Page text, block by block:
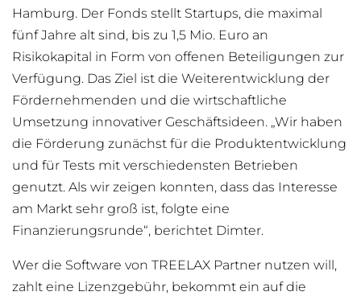
Hamburg. Der Fonds stellt Startups, die maximal
fünf Jahre alt sind, bis zu 1,5 Mio. Euro an
Risikokapital in Form von offenen Beteiligungen zur
Verfügung. Das Ziel ist die Weiterentwicklung der
Fördernehmenden und die wirtschaftliche
Umsetzung innovativer Geschäftsideen. „Wir haben
die Förderung zunächst für die Produktentwicklung
und für Tests mit verschiedensten Betrieben
genutzt. Als wir zeigen konnten, dass das Interesse
am Markt sehr groß ist, folgte eine
Finanzierungsrunde“, berichtet Dimter.
Wer die Software von TREELAX Partner nutzen will,
zahlt eine Lizenzgebühr, bekommt ein auf die